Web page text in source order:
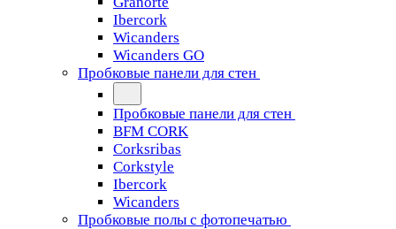
Ibercork
Wicanders
Wicanders GO
Пробковые панели для стен
Пробковые панели для стен
BFM CORK
Corksribas
Corkstyle
Ibercork
Wicanders
Пробковые полы с фотопечатью